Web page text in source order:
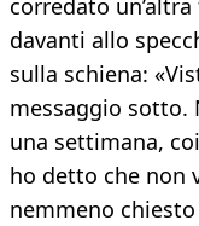
corredato
davanti allo
sulla schiena:
messaggio sotto.
una settimana,
ho detto che non
nemmeno